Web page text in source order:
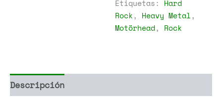
Etiquetas: Hard
Rock, Heavy Metal,
Motörhead, Rock
Descripción